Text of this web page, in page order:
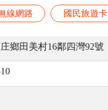
線網路 國民旅遊卡
鄉田美村16鄰四灣92號